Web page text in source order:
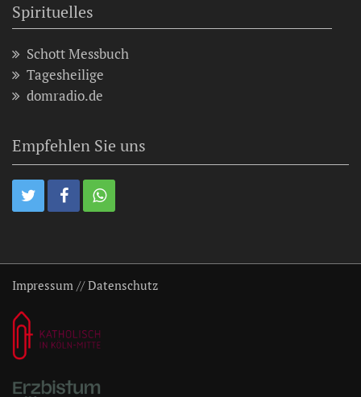
Spirituelles
Schott Messbuch
Tagesheilige
domradio.de
Empfehlen Sie uns
Impressum //Datenschutz